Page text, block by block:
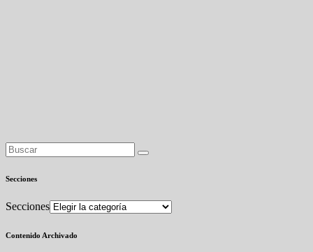
Secciones
Secciones
Contenido Archivado